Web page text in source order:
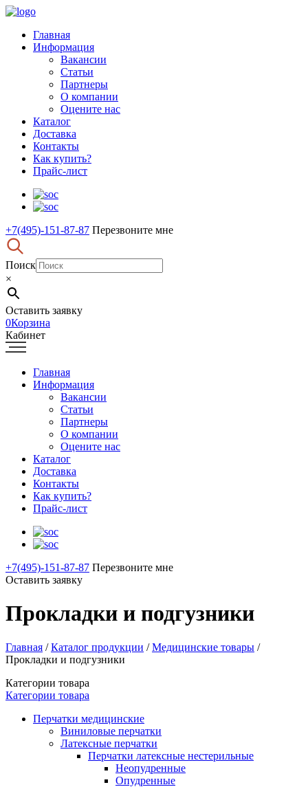
Главная
Информация
Вакансии
Статьи
Партнеры
О компании
Оцените нас
Каталог
Доставка
Контакты
Как купить?
Прайс-лист
+7(495)-151-87-87 Перезвоните мне
Поиск
×
Оставить заявку
0Корзина
Кабинет
Главная
Информация
Вакансии
Статьи
Партнеры
О компании
Оцените нас
Каталог
Доставка
Контакты
Как купить?
Прайс-лист
+7(495)-151-87-87 Перезвоните мне
Оставить заявку
Прокладки и подгузники
Главная /Каталог продукции /Медицинские товары /
Прокладки и подгузники
Категории товара
Категории товара
Перчатки медицинские
Виниловые перчатки
Латексные перчатки
Перчатки латексные нестерильные
Неопудренные
Опудренные